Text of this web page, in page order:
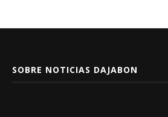
SOBRE NOTICIAS DAJABON